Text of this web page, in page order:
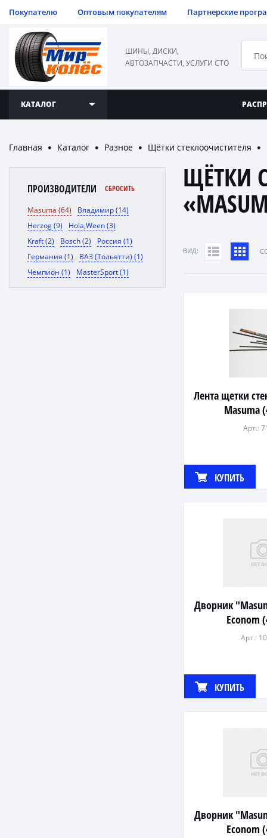
Покупателю Оптовым покупателям Партнерские
ШИНЫ, ДИСКИ,
АВТОЗАПЧАСТИ, УСЛУГИ СТО
КАТАЛОГ
Главная ● Каталог ● Разное ● Щётки стеклоочистителя ●
ПРОИЗВОДИТЕЛИ СБРОСИТЬ
Masuma (64)
Владимир (14)
Herzog (9)
Hola,Ween (3)
Kraft (2)
Bosch (2)
Россия (1)
Германия (1)
ВАЗ (Тольятти) (1)
Чемпион (1)
MasterSport (1)
ЩЁТКИ
ВИД:
Лента щетки
Masuma
Арт.:
КУПИТЬ
Дворник
Econom
Арт.:
КУПИТЬ
Дворник
Econom